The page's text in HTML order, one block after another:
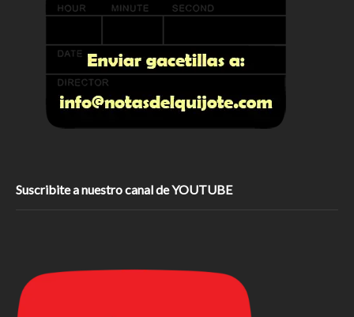
Suscribite a nuestro canal de YOUTUBE